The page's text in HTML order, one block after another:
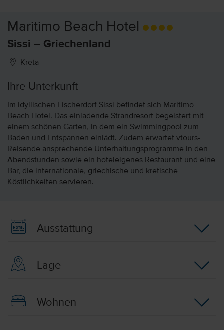
Maritimo Beach Hotel
Sissi – Griechenland
Kreta
Ihre Unterkunft
Im idyllischen Fischerdorf Sissi befindet sich Maritimo
Beach Hotel. Das einladende Strandresort begeistert mit
einem schönen Garten, in dem ein Swimmingpool zum
Baden und Entspannen einlädt. Zudem erwartet vtours-
Reisende ansprechende Unterhaltungsprogramme in den
Abendstunden sowie ein hoteleigenes Restaurant und eine
Bar, die internationale, griechische und kretische
Köstlichkeiten servieren.
Ausstattung
Lage
Wohnen